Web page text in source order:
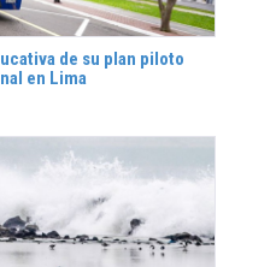
de su plan piloto
en Lima